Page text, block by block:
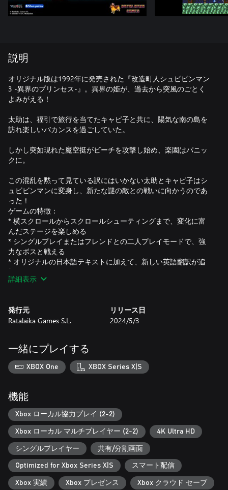
説明
オリジナル版は1992年に発売された『改造町人シュビビンマン
3 -異界のプリンセス-』。異界の姫が、過去から突風のごとく
よみがえる！
太助は、福引で旅行を当てたキャピ子と共に、陽気な南の島を
訪れ楽しいバカンスを過ごしていた。
しかし突如現れた魔空挺がビーチを攻撃し始め、楽園はパニッ
クに。
この混乱を黙って見ている訳にはいかない太助とキャピ子はシ
ュビビンマンに変身し、新たな謎の敵との戦いに向かうのであ
った！
ゲームの特徴：
* 横スクロールからスクロールシューティングまで、変化に富
んだステージを楽しめる
* シングルプレイまたはフレンドとの二人プレイモードで、強
力なボスと戦える
* オリジナルの日本語テキストに加えて、新しい英語翻訳が追
加
* 手作業のスキャンによるイメージギャラリー
詳細表示
発行元
Ratalaika Games S.L.
リリース日
2024/5/3
一緒にプレイする
XBOX One XBOX Series X|S
機能
Xbox ローカル協力プレイ (2-2)
Xbox ローカル マルチプレイヤー (2-2) 4K Ultra HD
シングルプレイヤー 共有/分割画面
Optimized for Xbox Series X|S スマート配信
Xbox 実績 Xbox プレゼンス Xbox クラウド セーブ